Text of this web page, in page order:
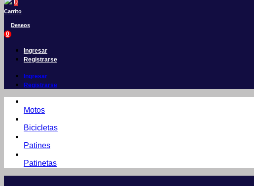
0
Carrito
Deseos
0
Ingresar
Registrarse
Ingresar
Registrarse
Motos
Bicicletas
Patines
Patinetas